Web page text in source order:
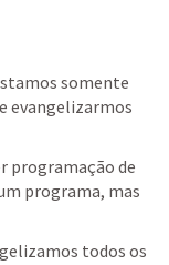
somente
evangelizarmos
programação de
programa, mas
todos os